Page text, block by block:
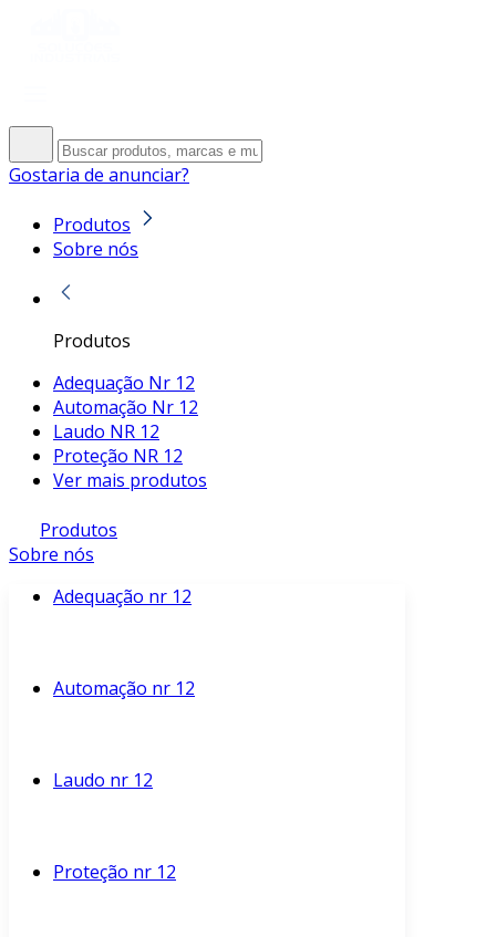
Gostaria de anunciar?
Produtos
Sobre nós
Produtos
Adequação Nr 12
Automação Nr 12
Laudo NR 12
Proteção NR 12
Ver mais produtos
Produtos
Sobre nós
Adequação nr 12
Automação nr 12
Laudo nr 12
Proteção nr 12